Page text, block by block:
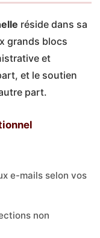
réside dans sa
grands blocs
et
et le soutien
part.
e-mails selon vos
non